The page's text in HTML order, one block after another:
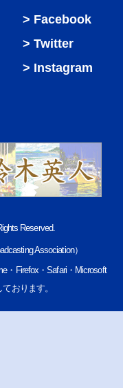
Facebook
Twitter
Instagram
Reserved.
Association）
・Firefox・Safari・Microsoft
おります。